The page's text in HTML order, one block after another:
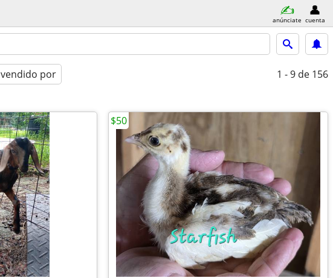
anúnciate cuenta
vendido por 1 - 9 de 156
$50